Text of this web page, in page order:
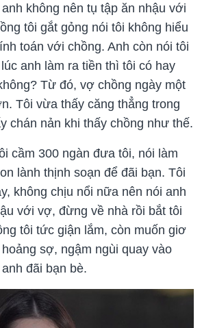
không nên tụ tập ăn nhậu với
tôi gắt gỏng nói tôi không hiểu
toán với chồng. Anh còn nói tôi
anh làm ra tiền thì tôi có hay
Từ đó, vợ chồng ngày một
Tôi vừa thấy căng thẳng trong
chán nản khi thấy chồng như thế.
cầm 300 ngàn đưa tôi, nói làm
lành thịnh soạn để đãi bạn. Tôi
không chịu nổi nữa nên nói anh
với vợ, đừng về nhà rồi bắt tôi
tôi tức giận lắm, còn muốn giơ
sợ, ngậm ngùi quay vào
đãi bạn bè.